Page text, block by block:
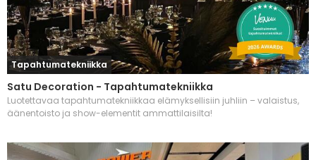
Tapahtumatekniikka
Satu Decoration - Tapahtumatekniikka
Luotettavaa tapahtumatekniikkaa elämyksellisiin juhliin – valaistus,
äänentoisto ja show-elementit ammattilaisilta!